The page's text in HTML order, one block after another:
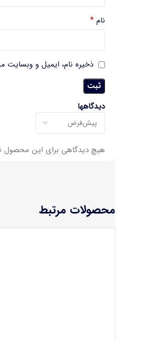
دیدگاهها
هیچ دیدگاهی برای این محصول
نام *
ذخیره نام، ایمیل و وبسایت
محصولات مرتبط